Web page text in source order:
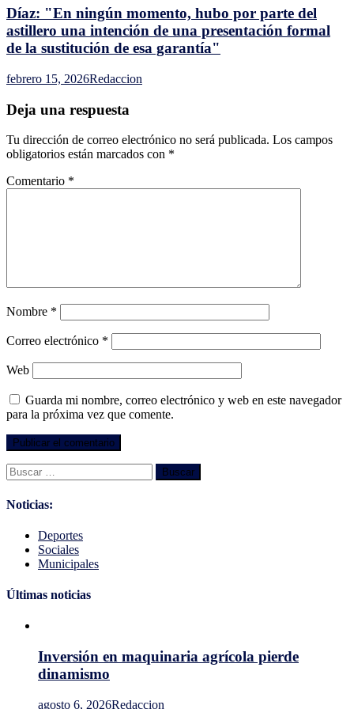
Díaz: "En ningún momento, hubo por parte del
astillero una intención de una presentación formal
de la sustitución de esa garantía"
febrero 15, 2026Redaccion
Deja una respuesta
Tu dirección de correo electrónico no será publicada. Los campos
obligatorios están marcados con *
Comentario *
Nombre *
Correo electrónico *
Web
Guarda mi nombre, correo electrónico y web en este navegador
para la próxima vez que comente.
Buscar:
Noticias:
Deportes
Sociales
Municipales
Últimas noticias
Inversión en maquinaria agrícola pierde
dinamismo
agosto 6, 2026Redaccion